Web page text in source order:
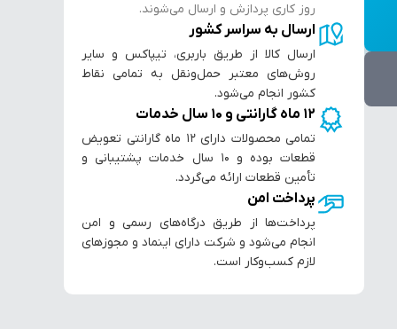
روز کاری پردازش و ارسال می‌شوند.
ارسال به سراسر کشور
ارسال کالا از طریق باربری، تیپاکس و سایر
روش‌های معتبر حمل‌ونقل به تمامی نقاط
کشور انجام می‌شود.
۱۲ ماه گارانتی و ۱۰ سال خدمات
تمامی محصولات دارای ۱۲ ماه گارانتی تعویض
قطعات بوده و ۱۰ سال خدمات پشتیبانی و
تأمین قطعات ارائه می‌گردد.
پرداخت امن
پرداخت‌ها از طریق درگاه‌های رسمی و امن
انجام می‌شود و شرکت دارای اینماد و مجوزهای
لازم کسب‌وکار است.